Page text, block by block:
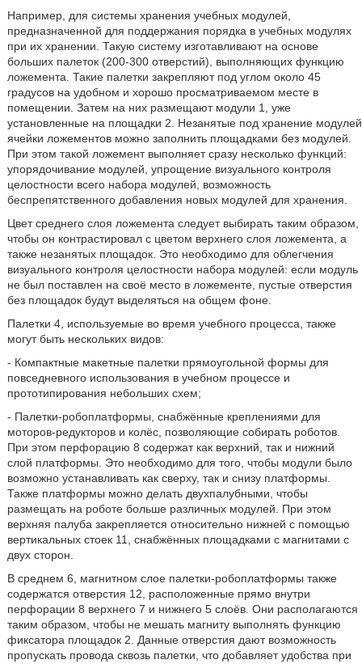
Например, для системы хранения учебных модулей,
предназначенной для поддержания порядка в учебных модулях
при их хранении. Такую систему изготавливают на основе
больших палеток (200-300 отверстий), выполняющих функцию
ложемента. Такие палетки закрепляют под углом около 45
градусов на удобном и хорошо просматриваемом месте в
помещении. Затем на них размещают модули 1, уже
установленные на площадки 2. Незанятые под хранение модулей
ячейки ложементов можно заполнить площадками без модулей.
При этом такой ложемент выполняет сразу несколько функций:
упорядочивание модулей, упрощение визуального контроля
целостности всего набора модулей, возможность
беспрепятственного добавления новых модулей для хранения.
Цвет среднего слоя ложемента следует выбирать таким образом,
чтобы он контрастировал с цветом верхнего слоя ложемента, а
также незанятых площадок. Это необходимо для облегчения
визуального контроля целостности набора модулей: если модуль
не был поставлен на своё место в ложементе, пустые отверстия
без площадок будут выделяться на общем фоне.
Палетки 4, используемые во время учебного процесса, также
могут быть нескольких видов:
- Компактные макетные палетки прямоугольной формы для
повседневного использования в учебном процессе и
прототипирования небольших схем;
- Палетки-робоплатформы, снабжённые креплениями для
моторов-редукторов и колёс, позволяющие собирать роботов.
При этом перфорацию 8 содержат как верхний, так и нижний
слой платформы. Это необходимо для того, чтобы модули было
возможно устанавливать как сверху, так и снизу платформы.
Также платформы можно делать двухпалубными, чтобы
размещать на роботе больше различных модулей. При этом
верхняя палуба закрепляется относительно нижней с помощью
вертикальных стоек 11, снабжённых площадками с магнитами с
двух сторон.
В среднем 6, магнитном слое палетки-робоплатформы также
содержатся отверстия 12, расположенные прямо внутри
перфорации 8 верхнего 7 и нижнего 5 слоёв. Они располагаются
таким образом, чтобы не мешать магниту выполнять функцию
фиксатора площадок 2. Данные отверстия дают возможность
пропускать провода сквозь палетки, что добавляет удобства при